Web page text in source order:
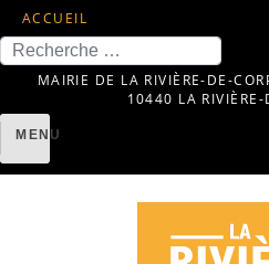
ACCUEIL
Recherche
MAIRIE DE LA RIVIÈRE-DE-
10440 LA